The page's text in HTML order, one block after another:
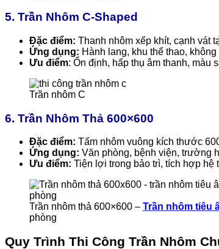
5. Trần Nhôm C-Shaped
Đặc điểm: Thanh nhôm xếp khít, cạnh vát
Ứng dụng: Hành lang, khu thể thao,
Ưu điểm: Ổn định, hấp thụ âm thanh, màu
Trần nhôm C
6. Trần Nhôm Thả 600×600
Đặc điểm: Tấm nhôm vuông kích thước
Ứng dụng: Văn phòng, bệnh viện, trường
Ưu điểm: Tiện lợi trong bảo trì, tích hợp hệ
Trần nhôm thả 600×600 – Trần nhôm tiêu
phòng
Quy Trình Thi Công Trần Nhôm